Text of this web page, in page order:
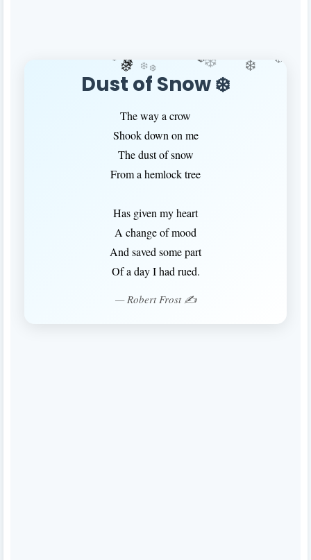
❄️
❄️
❄️
❄️
❄️
❄️ ❄️ ❄️
❄️
Dust of Snow ❄️
The way a crow
Shook down on me
The dust of snow
From a hemlock tree
Has given my heart
A change of mood
And saved some part
Of a day I had rued.
— Robert Frost ✍️